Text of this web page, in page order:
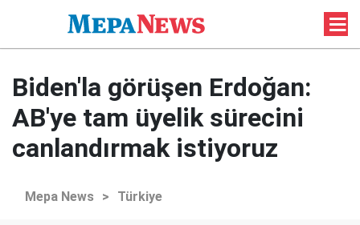
Biden'la görüşen Erdoğan:
AB'ye tam üyelik sürecini
canlandırmak istiyoruz
Mepa News > Türkiye